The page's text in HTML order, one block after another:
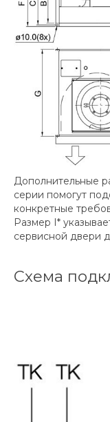
Дополнительные
серии помогут
конкретные
Размер I*
сервисной двери
Схема